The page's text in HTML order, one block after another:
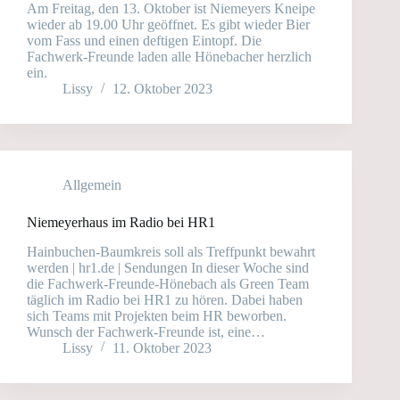
Am Freitag, den 13. Oktober ist Niemeyers Kneipe
wieder ab 19.00 Uhr geöffnet. Es gibt wieder Bier
vom Fass und einen deftigen Eintopf. Die
Fachwerk-Freunde laden alle Hönebacher herzlich
ein.
Lissy
12. Oktober 2023
Allgemein
Niemeyerhaus im Radio bei HR1
Hainbuchen-Baumkreis soll als Treffpunkt bewahrt
werden | hr1.de | Sendungen In dieser Woche sind
die Fachwerk-Freunde-Hönebach als Green Team
täglich im Radio bei HR1 zu hören. Dabei haben
sich Teams mit Projekten beim HR beworben.
Wunsch der Fachwerk-Freunde ist, eine…
Lissy
11. Oktober 2023